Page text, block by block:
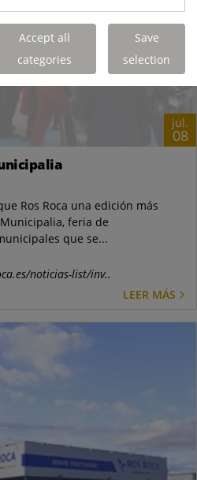
jul.
08
Ros Roca una edición más
feria de
que se...
noticias-list/inv..
LEER MÁS
Accept all
categories
Save
selection